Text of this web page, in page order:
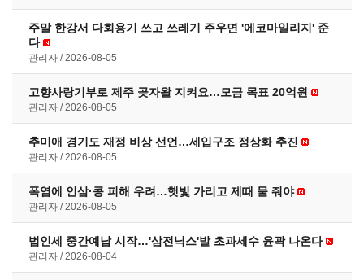
주말 한강서 다회용기 쓰고 쓰레기 주우면 '에코마일리지' 준
다
관리자 2026-08-05
고향사랑기부로 제주 곶자왈 지켜요…모금 목표 20억원
관리자 2026-08-05
추미애 경기도 재정 비상 선언…세입구조 정상화 추진
관리자 2026-08-05
폭염에 인삼·콩 피해 우려…햇빛 가리고 제때 물 줘야
관리자 2026-08-05
법인세 중간예납 시작…'삼전닉스'발 초과세수 윤곽 나온다
관리자 2026-08-04